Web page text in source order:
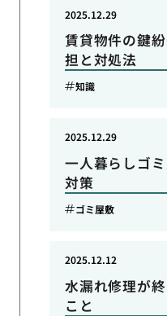
賃貸物件の鍵
担と対処法
2025.12.29
知識
一人暮らしゴ
対策
2025.12.29
ゴミ屋敷
水漏れ修理が
こと
2025.12.12